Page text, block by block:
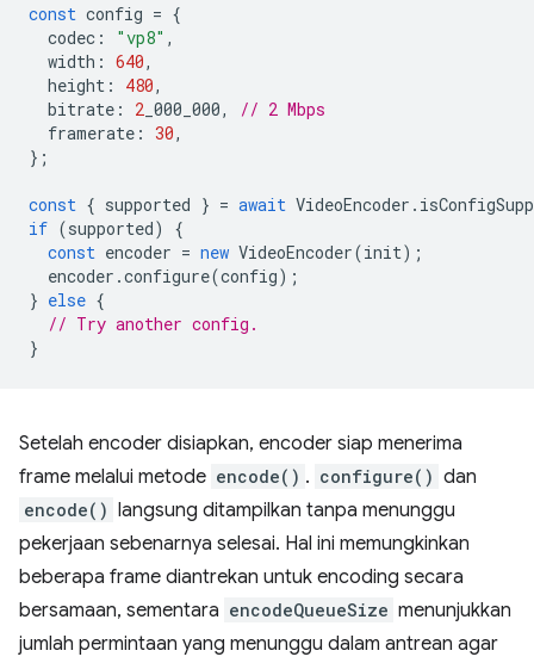
const config = {
codec : "vp8" ,
width : 640,
height : 480,
bitrate : 2 _000_000,
// 2 Mbps
framerate : 30,
};
const { supported } = await VideoEncoder .
if (supported)
{
const encoder = new VideoEncoder(init);
encoder .configure(config);
} else {
// Try another config.
}
Setelah encoder disiapkan, encoder siap menerima
frame melalui metode encode() . configure() dan
encode() langsung ditampilkan tanpa menunggu
pekerjaan sebenarnya selesai. Hal ini memungkinkan
beberapa frame diantrekan untuk encoding secara
bersamaan, sementara encodeQueueSize menunjukkan
jumlah permintaan yang menunggu dalam antrean agar